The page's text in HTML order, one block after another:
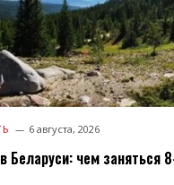
6 августа, 2026
Беларуси: чем заняться